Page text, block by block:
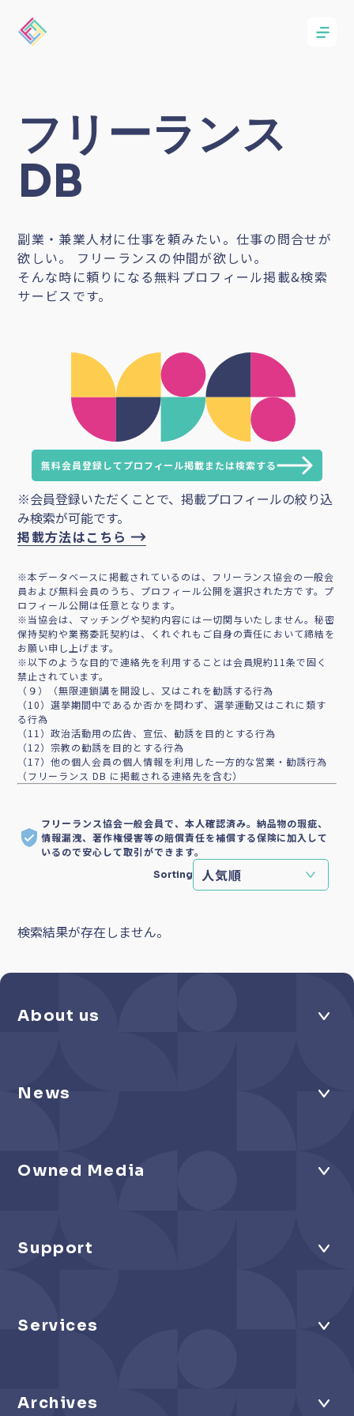
フリーランス
DB
副業・兼業人材に仕事を頼みたい。仕事の問合せが
欲しい。 フリーランスの仲間が欲しい。
そんな時に頼りになる無料プロフィール掲載&検索
サービスです。
無料会員登録してプロフィール掲載または検索する
※会員登録いただくことで、掲載プロフィールの絞り込
み検索が可能です。
掲載方法はこちら
※本データベースに掲載されているのは、フリーランス協会の一般会
員および無料会員のうち、プロフィール公開を選択された方です。プ
ロフィール公開は任意となります。
※当協会は、マッチングや契約内容には一切関与いたしません。秘密
保持契約や業務委託契約は、くれぐれもご自身の責任において締結を
お願い申し上げます。
※以下のような目的で連絡先を利用することは会員規約11条で固く
禁止されています。
（９）（無限連鎖講を開設し、又はこれを勧誘する行為
（10）選挙期間中であるか否かを問わず、選挙運動又はこれに類す
る行為
（11）政治活動用の広告、宣伝、勧誘を目的とする行為
（12）宗教の勧誘を目的とする行為
（17）他の個人会員の個人情報を利用した一方的な営業・勧誘行為
（フリーランス DB に掲載される連絡先を含む）
フリーランス協会一般会員で、本人確認済み。納品物の瑕疵、
情報漏洩、著作権侵害等の賠償責任を補償する保険に加入して
いるので安心して取引ができます。
Sorting
検索結果が存在しません。
About us
News
Owned Media
Support
Services
Archives